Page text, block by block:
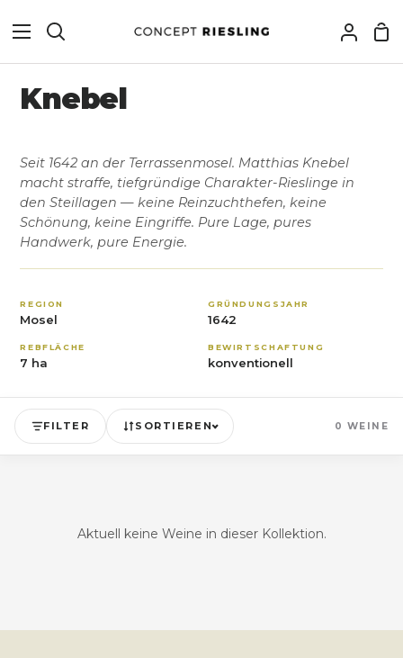
Knebel
Seit 1642 an der Terrassenmosel. Matthias Knebel
macht straffe, tiefgründige Charakter-Rieslinge in
den Steillagen — keine Reinzuchthefen, keine
Schönung, keine Eingriffe. Pure Lage, pures
Handwerk, pure Energie.
REGION
Mosel
GRÜNDUNGSJAHR
1642
REBFLÄCHE
7 ha
BEWIRTSCHAFTUNG
konventionell
FILTER SORTIEREN 0 WEINE
Aktuell keine Weine in dieser Kollektion.